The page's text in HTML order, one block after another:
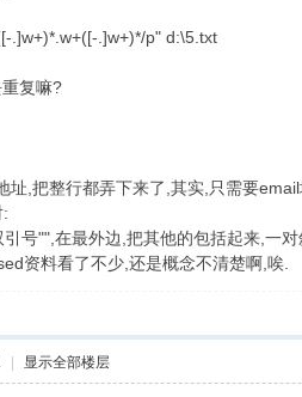
.]w+)*.w+([-.]w+)*/p" d:\5.txt
复嘛?
址,把整行都弄下来了,其实,只需要email
号"",在最外边,把其他的包括起来,一
资料看了不少,还是概念不清楚啊,唉.
显示全部楼层